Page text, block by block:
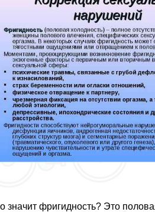
значит фригидность? Это